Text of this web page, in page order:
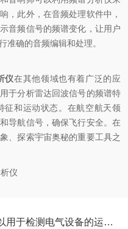
，此外，在音频处理软件中，
音频信号的频谱变化，让用户
准确的音频编辑和处理。
仪在其他领域也有着广泛的应
于分析雷达回波信号的频谱特
征和运动状态。在航空航天领
导航信号，确保飞行安全。在
、探索宇宙奥秘的重要工具之
福禄克热成像仪可以用于检测电气设备的运行状态